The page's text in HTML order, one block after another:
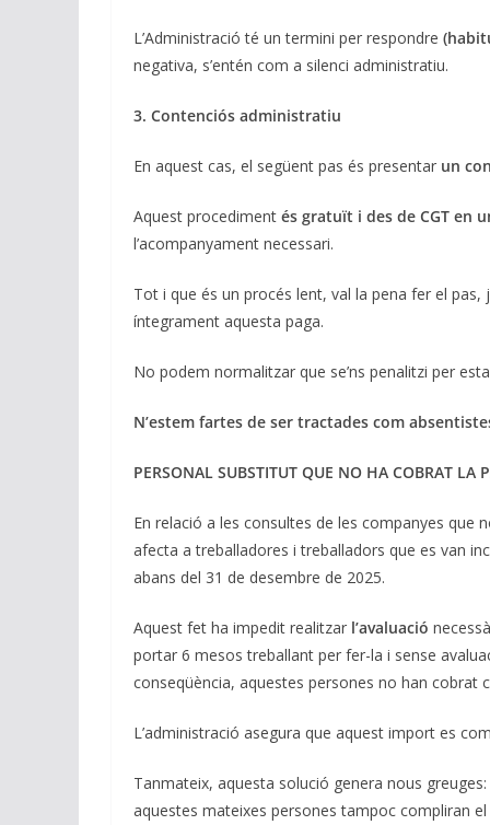
L’Administració té un termini per respondre
negativa, s’entén com a silenci administratiu.
3. Contenciós administratiu
En aquest cas, el següent pas és presentar un
Aquest procediment és gratuït i des de CGT en
l’acompanyament necessari.
Tot i que és un procés lent, val la pena fer el
íntegrament aquesta paga.
No podem normalitzar que se’ns penalitzi per
N’estem fartes de ser tractades com
PERSONAL SUBSTITUT QUE NO HA COBRAT LA
En relació a les consultes de les companyes que
afecta a treballadores i treballadors que es van
abans del 31 de desembre de 2025.
Aquest fet ha impedit realitzar l’avaluació
portar 6 mesos treballant per fer-la i sense
conseqüència, aquestes persones no han cobrat
L’administració asegura que aquest import es
Tanmateix, aquesta solució genera nous
aquestes mateixes persones tampoc compliran